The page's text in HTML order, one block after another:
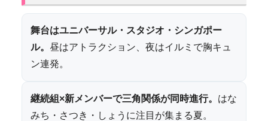
舞台はユニバーサル・スタジオ・シンガポー
ル。 昼はアトラクション、夜はイルミで胸キュ
ン連発。
継続組×新メンバーで三角関係が同時進行。 はな
みち・さつき・しょうに注目が集まる夏。